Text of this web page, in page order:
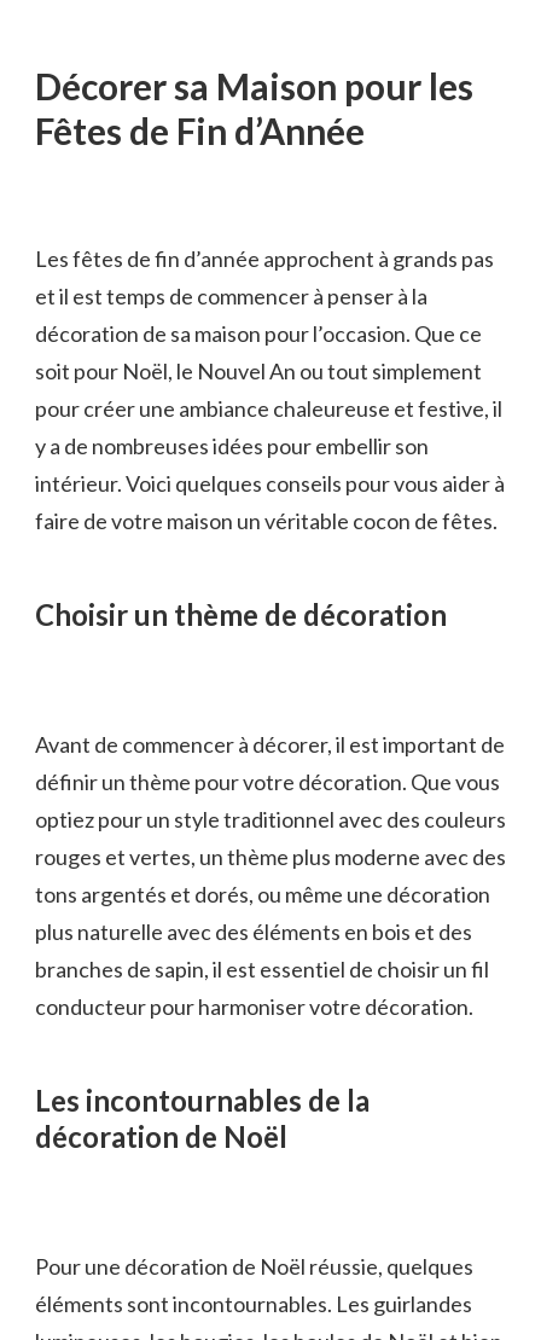
Décorer sa Maison pour les
Fêtes de Fin d’Année
Les fêtes de fin d’année approchent à grands pas
et il est temps de commencer à penser à la
décoration de sa maison pour l’occasion. Que ce
soit pour Noël, le Nouvel An ou tout simplement
pour créer une ambiance chaleureuse et festive, il
y a de nombreuses idées pour embellir son
intérieur. Voici quelques conseils pour vous aider à
faire de votre maison un véritable cocon de fêtes.
Choisir un thème de décoration
Avant de commencer à décorer, il est important de
définir un thème pour votre décoration. Que vous
optiez pour un style traditionnel avec des couleurs
rouges et vertes, un thème plus moderne avec des
tons argentés et dorés, ou même une décoration
plus naturelle avec des éléments en bois et des
branches de sapin, il est essentiel de choisir un fil
conducteur pour harmoniser votre décoration.
Les incontournables de la
décoration de Noël
Pour une décoration de Noël réussie, quelques
éléments sont incontournables. Les guirlandes